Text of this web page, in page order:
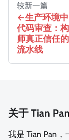
较新一篇
生产环境
代码审查：
师真正信任
流水线
关于 Tian Pan
我是 Tian Pan